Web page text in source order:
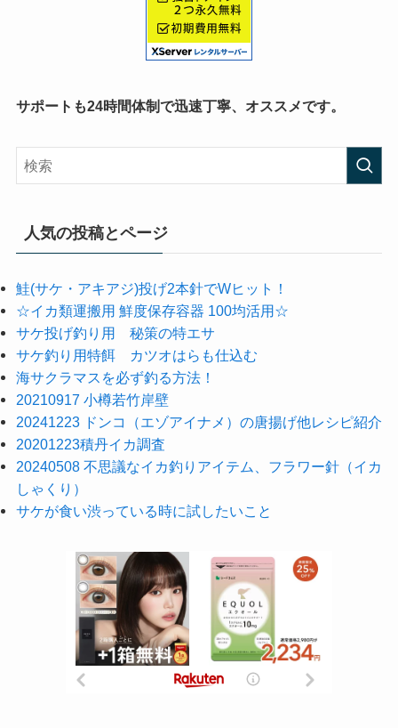
サポートも24時間体制で迅速丁寧、オススメです。
人気の投稿とページ
鮭(サケ・アキアジ)投げ2本針でWヒット！
☆イカ類運搬用 鮮度保存容器 100均活用☆
サケ投げ釣り用 秘策の特エサ
サケ釣り用特餌 カツオはらも仕込む
海サクラマスを必ず釣る方法！
20210917 小樽若竹岸壁
20241223 ドンコ（エゾアイナメ）の唐揚げ他レシピ紹介
20201223積丹イカ調査
20240508 不思議なイカ釣りアイテム、フラワー針（イカ
しゃくり）
サケが食い渋っている時に試したいこと